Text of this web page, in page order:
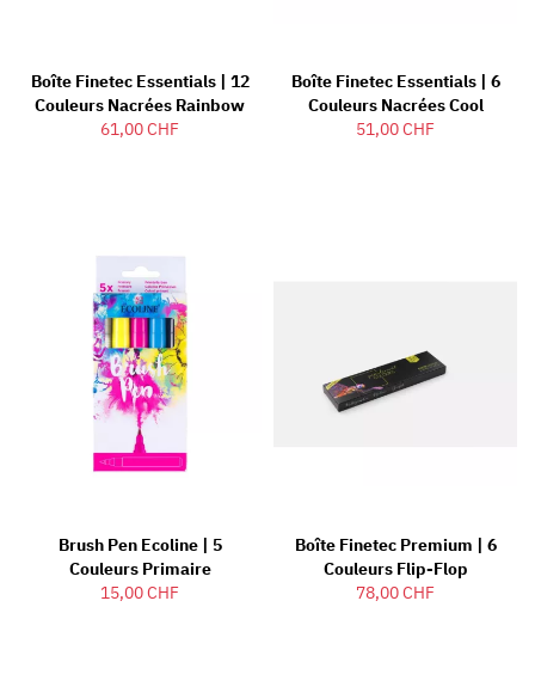
Boîte Finetec Essentials | 12
Couleurs Nacrées Rainbow
61,00 CHF
Boîte Finetec Essentials | 6
Couleurs Nacrées Cool
51,00 CHF
Brush Pen Ecoline | 5
Couleurs Primaire
15,00 CHF
Boîte Finetec Premium | 6
Couleurs Flip-Flop
78,00 CHF